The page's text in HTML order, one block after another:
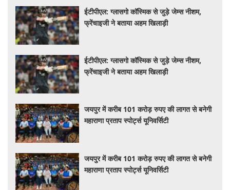
ईटीपीएल: ग्लासगो कॉस्मिक से जुड़े जेम्स नीशम,
फ्रेंचाइजी ने बताया अहम खिलाड़ी
ईटीपीएल: ग्लासगो कॉस्मिक से जुड़े जेम्स नीशम,
फ्रेंचाइजी ने बताया अहम खिलाड़ी
जयपुर में करीब 101 करोड़ रुपए की लागत से बनेगी
महाराणा प्रताप स्पोर्ट्स यूनिवर्सिटी
जयपुर में करीब 101 करोड़ रुपए की लागत से बनेगी
महाराणा प्रताप स्पोर्ट्स यूनिवर्सिटी